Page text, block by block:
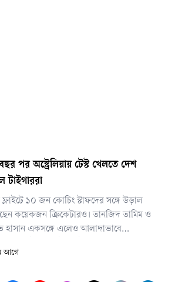
পর অস্ট্রেলিয়ায় টেস্ট খেলতে দেশ
টাইগাররা
ফ্লাইটে ১০ জন কোচিং স্টাফদের সঙ্গে উড়াল
কয়েকজন ক্রিকেটারও। তানজিদ তামিম ও
হাসান একসঙ্গে এলেও আলাদাভাবে
খালেদ আহমেদ ও সাদমান ইসলাম। প্রিয়
আগে